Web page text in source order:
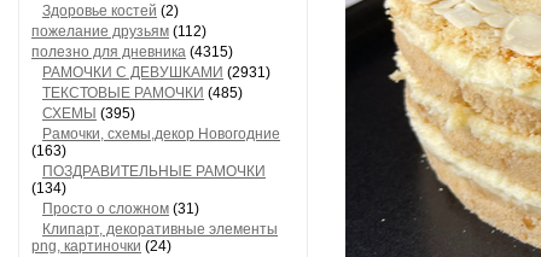
Здоровье костей (2)
пожелание друзьям (112)
полезно для дневника (4315)
РАМОЧКИ С ДЕВУШКАМИ (2931)
ТЕКСТОВЫЕ РАМОЧКИ (485)
СХЕМЫ (395)
Рамочки, схемы,декор Новогодние
(163)
ПОЗДРАВИТЕЛЬНЫЕ РАМОЧКИ
(134)
Просто о сложном (31)
Клипарт, декоративные элементы
png, картиночки (24)